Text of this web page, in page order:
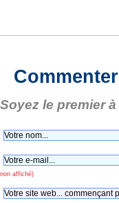
Soyez le premier
non affiché)